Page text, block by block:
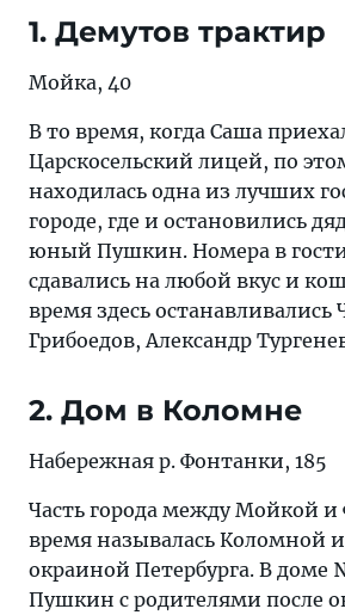
1. Демутов трактир
Мойка, 40
В то время, когда Саша
Царскосельский лицей, по
находилась одна из лучших
городе, где и остановились
юный Пушкин. Номера в
сдавались на любой вкус и
время здесь останавливались
Грибоедов, Александр
2. Дом в Коломне
Набережная р. Фонтанки, 185
Часть города между Мойкой и
время называлась Коломной и
окраиной Петербурга. В
Пушкин с родителями после